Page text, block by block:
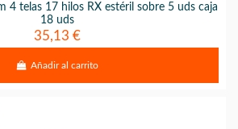
4 telas 17 hilos RX estéril sobre 5 uds caja
18 uds
35,13 €
Añadir al carrito